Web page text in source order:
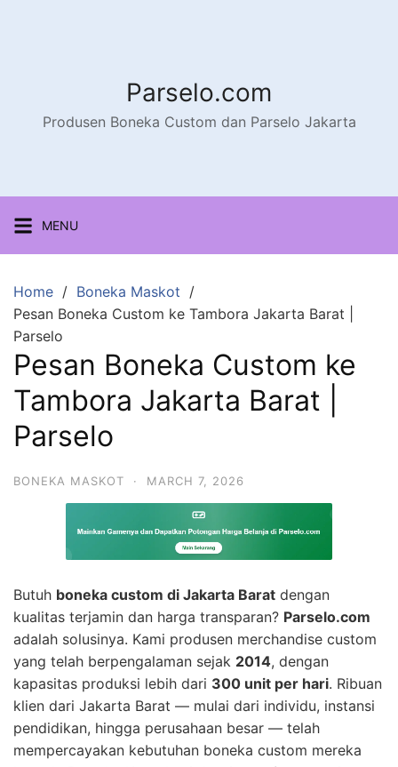
Parselo.com
Produsen Boneka Custom dan Parselo Jakarta
MENU
Home
Boneka Maskot
Pesan Boneka Custom ke Tambora Jakarta Barat |
Parselo
Pesan Boneka Custom ke
Tambora Jakarta Barat |
Parselo
BONEKA MASKOT · MARCH 7, 2026
Butuh boneka custom di Jakarta Barat dengan
kualitas terjamin dan harga transparan? Parselo.com
adalah solusinya. Kami produsen merchandise custom
yang telah berpengalaman sejak 2014, dengan
kapasitas produksi lebih dari 300 unit per hari. Ribuan
klien dari Jakarta Barat — mulai dari individu, instansi
pendidikan, hingga perusahaan besar — telah
mempercayakan kebutuhan boneka custom mereka